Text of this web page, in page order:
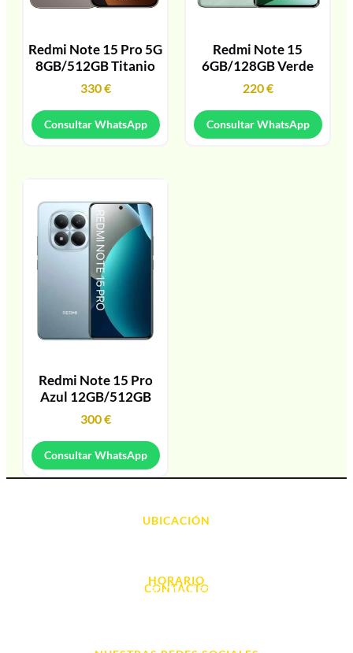
Redmi Note 15 Pro 5G
8GB/512GB Titanio
330€
Consultar WhatsApp
Redmi Note 15
6GB/128GB Verde
220€
Consultar WhatsApp
Redmi Note 15 Pro
Azul 12GB/512GB
300€
Consultar WhatsApp
UBICACIÓN
HORARIO
L. - S. 10:00h a 22:00h
CONTACTO